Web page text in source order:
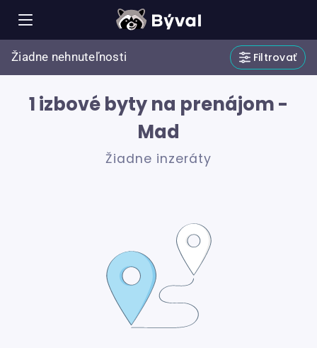
Žiadne nehnuteľnosti Filtrovať
1 izbové byty na prenájom -
Mad
Žiadne inzeráty